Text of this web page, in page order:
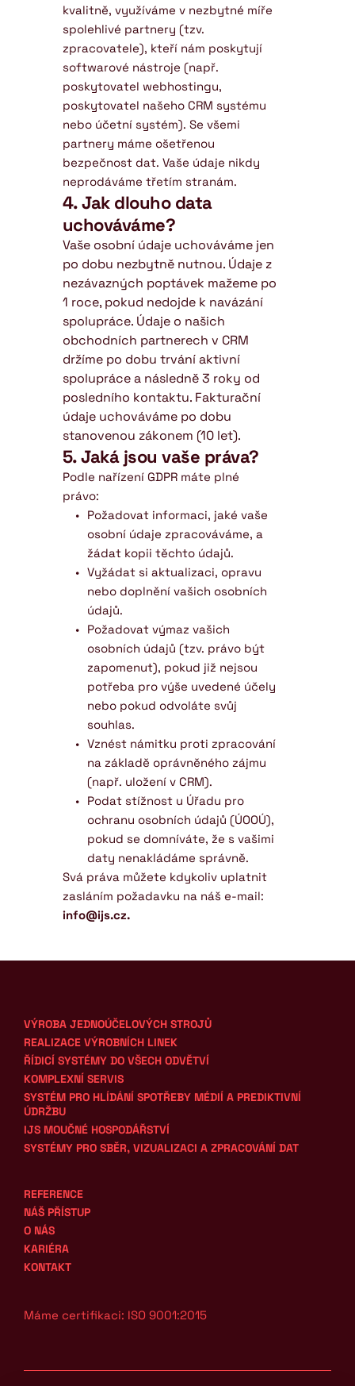
kvalitně, využíváme v nezbytné míře
spolehlivé partnery (tzv.
zpracovatele), kteří nám poskytují
softwarové nástroje (např.
poskytovatel webhostingu,
poskytovatel našeho CRM systému
nebo účetní systém). Se všemi
partnery máme ošetřenou
bezpečnost dat. Vaše údaje nikdy
neprodáváme třetím stranám.
4. Jak dlouho data
uchováváme?
Vaše osobní údaje uchováváme jen
po dobu nezbytně nutnou. Údaje z
nezávazných poptávek mažeme po
1 roce, pokud nedojde k navázání
spolupráce. Údaje o našich
obchodních partnerech v CRM
držíme po dobu trvání aktivní
spolupráce a následně 3 roky od
posledního kontaktu. Fakturační
údaje uchováváme po dobu
stanovenou zákonem (10 let).
5. Jaká jsou vaše práva?
Podle nařízení GDPR máte plné
právo:
Požadovat informaci, jaké vaše
osobní údaje zpracováváme, a
žádat kopii těchto údajů.
Vyžádat si aktualizaci, opravu
nebo doplnění vašich osobních
údajů.
Požadovat výmaz vašich
osobních údajů (tzv. právo být
zapomenut), pokud již nejsou
potřeba pro výše uvedené účely
nebo pokud odvoláte svůj
souhlas.
Vznést námitku proti zpracování
na základě oprávněného zájmu
(např. uložení v CRM).
Podat stížnost u Úřadu pro
ochranu osobních údajů (ÚOOÚ),
pokud se domníváte, že s vašimi
daty nenakládáme správně.
Svá práva můžete kdykoliv uplatnit
info@ijs.cz.
VÝROBA JEDNOÚČELOVÝCH STROJŮ
REALIZACE VÝROBNÍCH LINEK
ŘÍDICÍ SYSTÉMY DO VŠECH ODVĚTVÍ
KOMPLEXNÍ SERVIS
SYSTÉM PRO HLÍDÁNÍ SPOTŘEBY MÉDIÍ A PREDIKTIVNÍ
ÚDRŽBU
IJS MOUČNÉ HOSPODÁŘSTVÍ
SYSTÉMY PRO SBĚR, VIZUALIZACI A ZPRACOVÁNÍ DAT
REFERENCE
NÁŠ PŘÍSTUP
O NÁS
KARIÉRA
KONTAKT
Máme certifikaci: ISO 9001:2015